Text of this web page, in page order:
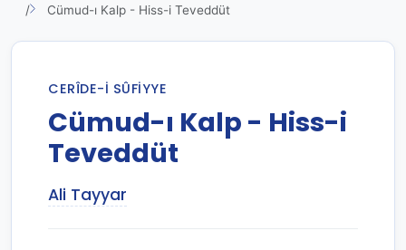
Cümud-ı Kalp - Hiss-i Teveddüt
CERÎDE-I SÛFIYYE
Cümud-ı Kalp - Hiss-i
Teveddüt
Ali Tayyar